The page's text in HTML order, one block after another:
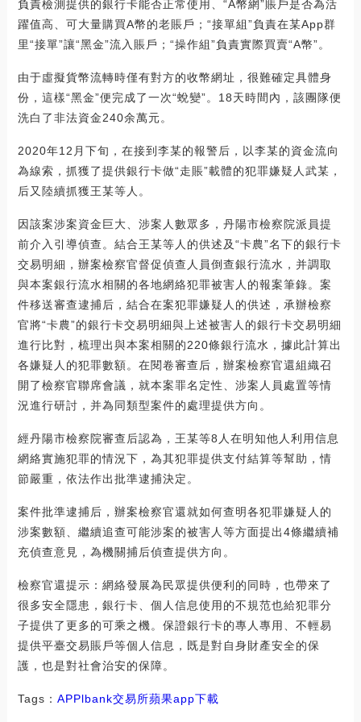
負責檢測提供的銀行卡能否正常使用、“A幣網”賬戶是否為活
躍值高、可大量購買A幣的老賬戶；“接單組”負責在某App群
里“接單”讓“黑金”流入賬戶；“操作組”負責實際買賣“A幣”。
由于虛擬貨幣流轉時僅有對方的收幣網址，很難確定具體身
份，這樣“黑金”便完成了一次“蛻變”。18天時間內，該團隊便
洗白了非法資金240余萬元。
2020年12月下旬，在接到李某的報警后，以李某的資金流向
為線索，抓獲了提供銀行卡做“走賬”載體的犯罪嫌疑人武某，
后又陸續抓獲王某等人。
因該案涉案資金巨大、涉案人數眾多，丹陽市檢察院派員提
前介入引導偵查。結合王某等人的供述及“卡農”名下的銀行卡
交易明細，辦案檢察官督促偵查人員倒查銀行流水，并調取
與本案銀行流水相關的各地網絡犯罪被害人的報案筆錄。案
件移送審查逮捕后，結合在案犯罪嫌疑人的供述，承辦檢察
官將“卡農”的銀行卡交易明細與上述被害人的銀行卡交易明細
進行比對，梳理出與本案相關的220條銀行流水，據此計算出
各嫌疑人的犯罪數額。在閱卷審查后，辦案檢察官還組織召
開了檢察官聯席會議，就本案罪名定性、涉案人員處置等情
況進行研討，并為同類型案件的處理提供方向。
經丹陽市檢察院審查后認為，王某等8人在明知他人利用信息
網絡實施犯罪的情況下，為其犯罪提供支付結算等幫助，情
節嚴重，依法作出批準逮捕決定。
案件批準逮捕后，辦案檢察官還就如何查明各犯罪嫌疑人的
涉案數額、繼續追查可能涉案的被害人等方面提出4條繼續補
充偵查意見，為機關捕后偵查提供方向。
檢察官還提示：網絡發展為民眾提供便利的同時，也帶來了
很多安全隱患，銀行卡、個人信息使用的不規范也給犯罪分
子提供了更多的可乘之機。保證銀行卡的專人專用、不輕易
提供平臺交易賬戶等個人信息，既是對自身財產安全的保
護，也是對社會治安的保障。
Tags： APPlbank交易所蘋果app下載